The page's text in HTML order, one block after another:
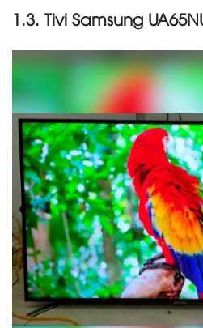
1.3. Tivi Samsung